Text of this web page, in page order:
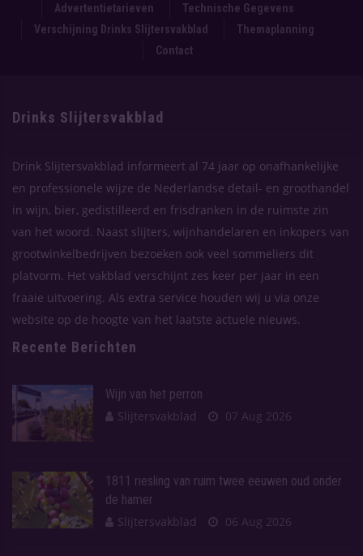
Advertentietarieven
Technische Gegevens
Verschijning Drinks Slijtersvakblad
Themaplanning
Contact
Drinks Slijtersvakblad
Drink Slijtersvakblad informeert al 74 jaar op onafhankelijke
en professionele wijze de Nederlandse detail- en groothandel
in wijn, bier, gedistilleerd en frisdranken in de ruimste zin
van het woord. Naast slijters, wijnhandelaren en inkopers van
grootwinkelbedrijven bezoeken ook veel sommeliers dit
platvorm. Het vakblad verschijnt zes keer per jaar in een
fraaie uitvoering. Als extra service houden wij u via onze
website op de hoogte van het laatste actuele nieuws.
Recente Berichten
Wijn van het perron
Slijtersvakblad
07 Aug 2026
1811 riesling van ruim twee eeuwen oud onder
de hamer
Slijtersvakblad
06 Aug 2026